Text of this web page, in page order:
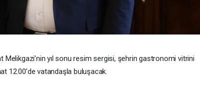
yıl sonu resim sergisi, şehrin gastronomi vitrini
12.00’de vatandaşla buluşacak.